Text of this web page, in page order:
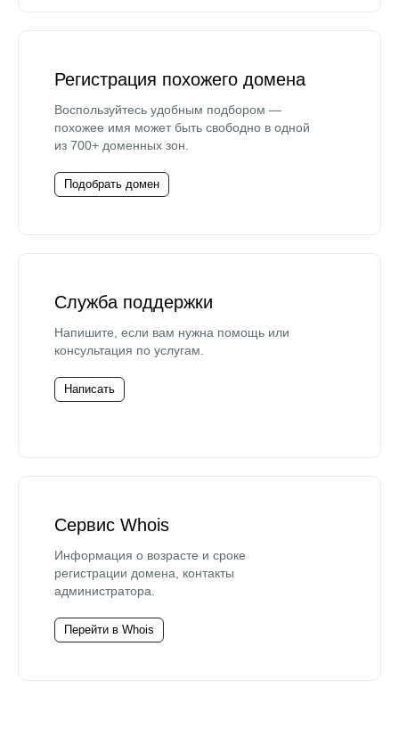
Регистрация похожего домена
Воспользуйтесь удобным подбором —
похожее имя может быть свободно в одной
из 700+ доменных зон.
Подобрать домен
Служба поддержки
Напишите, если вам нужна помощь или
консультация по услугам.
Написать
Сервис Whois
Информация о возрасте и сроке
регистрации домена, контакты
администратора.
Перейти в Whois